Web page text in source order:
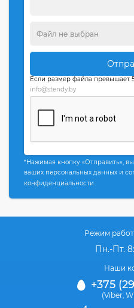
Если размер файла превышает
info@stendy.by
*Нажимая кнопку «Отправить»,
ваших персональных данных и
конфиденциальности
Режим
Пн.-Пт.
Наши
+375
(Viber